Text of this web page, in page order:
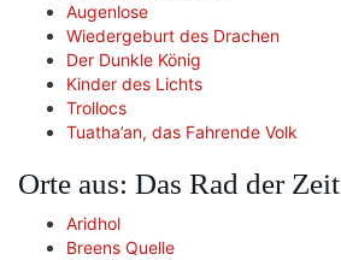
Augenlose
Wiedergeburt des Drachen
Der Dunkle König
Kinder des Lichts
Trollocs
Tuatha’an, das Fahrende Volk
Orte aus: Das Rad der Zeit
Aridhol
Breens Quelle